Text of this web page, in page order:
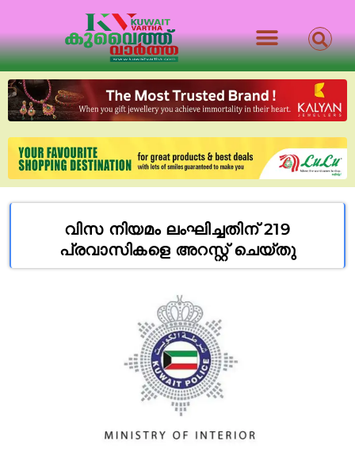
വിസ നിയമം ലംഘിച്ചതിന് 219
പ്രവാസികളെ അറസ്റ്റ് ചെയ്തു